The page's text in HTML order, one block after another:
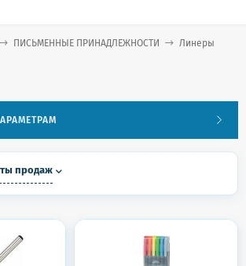
ПИСЬМЕННЫЕ ПРИНАДЛЕЖНОСТИ Линеры
продаж